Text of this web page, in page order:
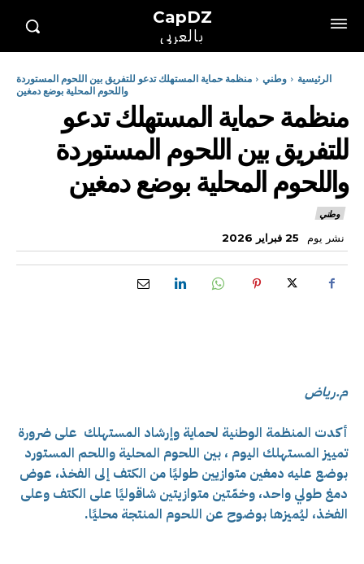
CapDZ
بالعربي
الرئيسية وطني
منظمة حماية المستهلك تدعو للتفريق بين اللحوم المستوردة
واللحوم المحلية بوضع دمغين
منظمة حماية المستهلك تدعو
للتفريق بين اللحوم المستوردة
واللحوم المحلية بوضع دمغين
وطني
نشر يوم 25 فبراير 2026
م.رياض
أكدت المنظمة الوطنية لحماية وإرشاد المستهلك على ضرورة
تمييز المستهلك اليوم ، بين اللحوم المحلية واللحم المستورد
بوضع عليه دمغين متوازيين طوليًا من الكتف إلى الفخذ، عوض
دمغ طولي واحد، وخمّتين متوازيتين شاقوليًا على الكتف وعلى
الفخذ، ليُميزها بوضوح عن اللحوم المنتجة محليًا.